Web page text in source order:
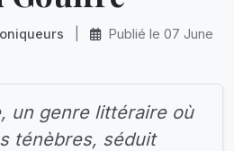
Publié le 07 June
un genre littéraire où
ténèbres, séduit